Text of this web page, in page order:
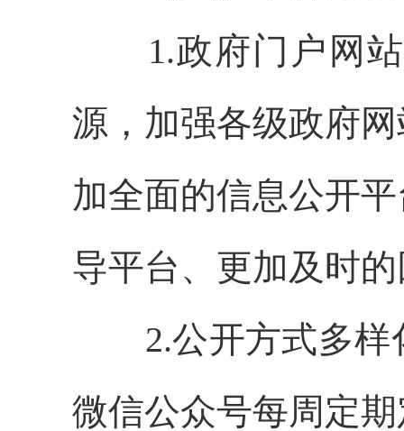
1.政府门户网站
源，加强各级政府
加全面的信息公开
导平台、更加及时
2.公开方式多样
微信公众号每周定